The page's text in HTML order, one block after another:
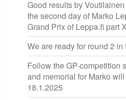
Good results by
the second day of Marko
Grand Prix of Leppa.fi part X
We are ready for round 2 in
Follow the GP-competition
and memorial for Marko
18.1.2025